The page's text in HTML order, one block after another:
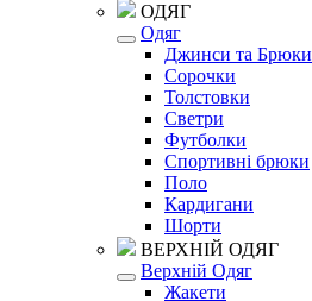
ОДЯГ
Одяг
Джинси та Брюки
Сорочки
Толстовки
Светри
Футболки
Спортивні брюки
Поло
Кардигани
Шорти
ВЕРХНІЙ ОДЯГ
Верхній Одяг
Жакети